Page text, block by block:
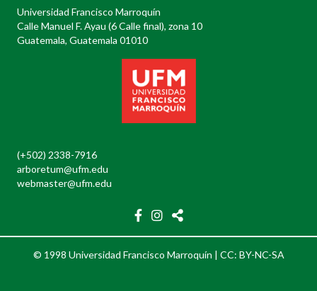
Universidad Francisco Marroquín
Calle Manuel F. Ayau (6 Calle final), zona 10
Guatemala, Guatemala 01010
(+502) 2338-7916
arboretum@ufm.edu
webmaster@ufm.edu
© 1998 Universidad Francisco Marroquín | CC: BY-NC-SA